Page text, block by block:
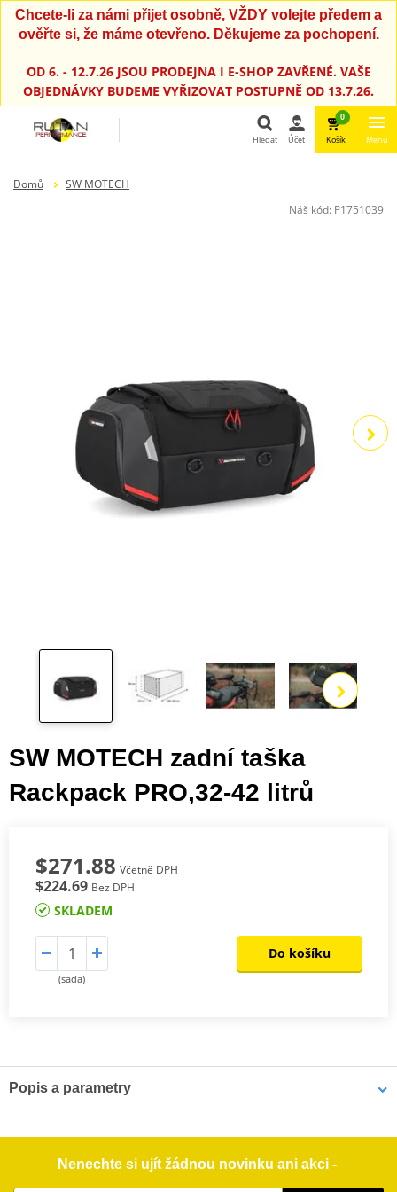
Chcete-li za námi přijet osobně, VŽDY volejte předem a
ověřte si, že máme otevřeno. Děkujeme za pochopení.
OD 6. - 12.7.26 JSOU PRODEJNA I E-SHOP ZAVŘENÉ. VAŠE
OBJEDNÁVKY BUDEME VYŘIZOVAT POSTUPNĚ OD 13.7.26.
Hledat Účet
0
Košík Menu
Domů
SW MOTECH
Náš kód: P1751039
SW MOTECH zadní taška
Rackpack PRO,32-42 litrů
$271.88 Včetně DPH
$224.69 Bez DPH
SKLADEM
(sada)
Do košíku
Popis a parametry
Robustní PRO Rackpack byl vyvinut speciálně pro použití na
nosičích a je praktickou cestovní taškou v kombinaci s ramenním
Nenechte si ujít žádnou novinku ani akci -